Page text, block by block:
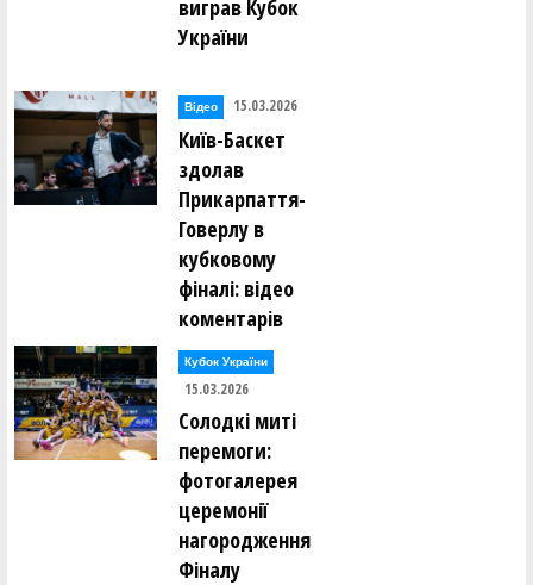
виграв Кубок
України
Відео 15.03.2026
Київ-Баскет
здолав
Прикарпаття-
Говерлу в
кубковому
фіналі: відео
коментарів
Кубок України
15.03.2026
Солодкі миті
перемоги:
фотогалерея
церемонії
нагородження
Фіналу